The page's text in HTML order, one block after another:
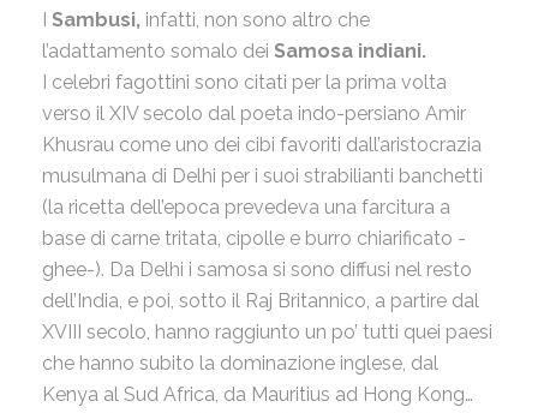
I Sambusi, infatti, non sono altro che
l’adattamento somalo dei Samosa indiani.
I celebri fagottini sono citati per la prima volta
verso il XIV secolo dal poeta indo-persiano Amir
Khusrau come uno dei cibi favoriti dall’aristocrazia
musulmana di Delhi per i suoi strabilianti banchetti
(la ricetta dell’epoca prevedeva una farcitura a
base di carne tritata, cipolle e burro chiarificato -
ghee-). Da Delhi i samosa si sono diffusi nel resto
dell’India, e poi, sotto il Raj Britannico, a partire dal
XVIII secolo, hanno raggiunto un po’ tutti quei paesi
che hanno subito la dominazione inglese, dal
Kenya al Sud Africa, da Mauritius ad Hong Kong…